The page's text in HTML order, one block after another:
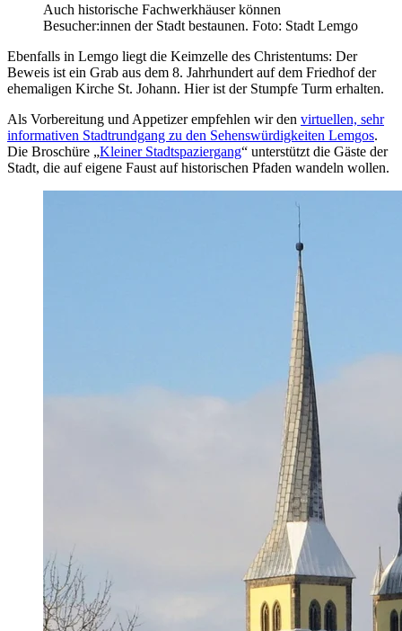
Auch historische Fachwerkhäuser können
Besucher:innen der Stadt bestaunen. Foto: Stadt Lemgo
Ebenfalls in Lemgo liegt die Keimzelle des Christentums: Der
Beweis ist ein Grab aus dem 8. Jahrhundert auf dem Friedhof der
ehemaligen Kirche St. Johann. Hier ist der Stumpfe Turm erhalten.
Als Vorbereitung und Appetizer empfehlen wir den virtuellen, sehr
informativen Stadtrundgang zu den Sehenswürdigkeiten Lemgos.
Die Broschüre „Kleiner Stadtspaziergang“ unterstützt die Gäste der
Stadt, die auf eigene Faust auf historischen Pfaden wandeln wollen.